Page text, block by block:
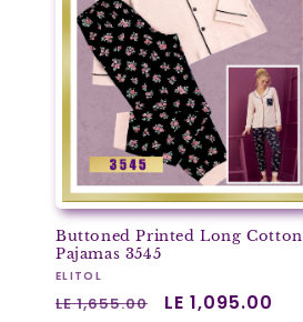
Buttoned Printed Long Cotton
Pajamas 3545
Vendor:
ELITOL
Regular
LE 1,655.00
Sale
LE 1,095.00